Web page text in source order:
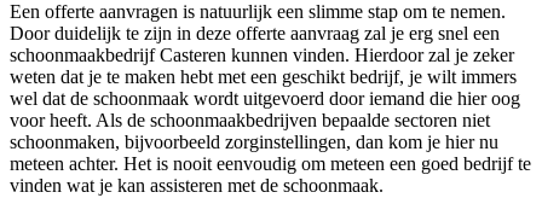
Een offerte aanvragen is natuurlijk een slimme stap om te nemen.
Door duidelijk te zijn in deze offerte aanvraag zal je erg snel een
schoonmaakbedrijf Casteren kunnen vinden. Hierdoor zal je zeker
weten dat je te maken hebt met een geschikt bedrijf, je wilt immers
wel dat de schoonmaak wordt uitgevoerd door iemand die hier oog
voor heeft. Als de schoonmaakbedrijven bepaalde sectoren niet
schoonmaken, bijvoorbeeld zorginstellingen, dan kom je hier nu
meteen achter. Het is nooit eenvoudig om meteen een goed bedrijf te
vinden wat je kan assisteren met de schoonmaak.